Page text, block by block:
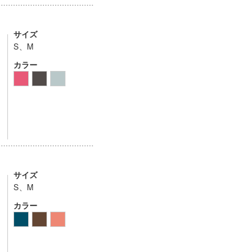
サイズ
S、M
カラー
サイズ
S、M
カラー